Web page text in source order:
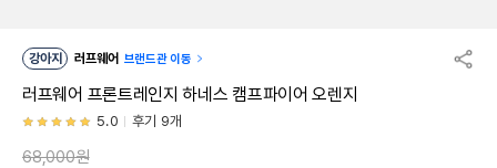
강아지 러프웨어 브랜드관 이동
러프웨어 프론트레인지 하네스 캠프파이어 오렌지
5.0 후기 9개
68,000원